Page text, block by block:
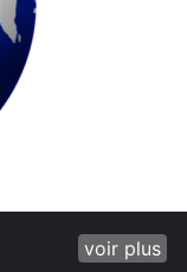
voir plus